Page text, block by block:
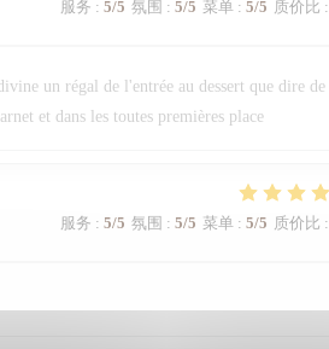
服务 : 5/5 氛围 : 5/5 菜单: 5/5 质价比 :
un régal de l'entrée au dessert que dire de
et dans les toutes premières place
服务 : 5/5 氛围 : 5/5 菜单: 5/5 质价比 :